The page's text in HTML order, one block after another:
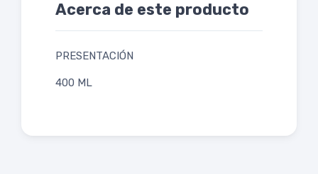
Acerca de este producto
PRESENTACIÓN
400 ML